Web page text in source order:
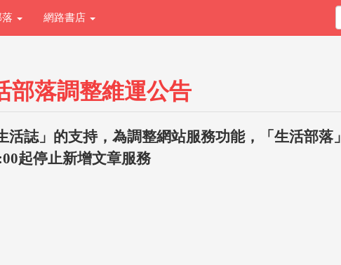
網路書店
部落調整維運公告
誌」的支持，為調整網站服務功能，「生活部落」
起停止新增文章服務